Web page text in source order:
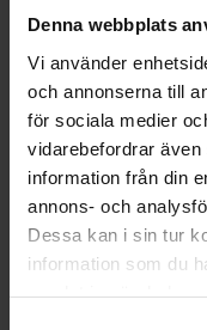
Denna webbplats
Vi använder
och annonserna till
för sociala medier
vidarebefordrar
information från din
annons- och
Dessa kan i sin tur
information som du
CS Bumper
av skadade
överlackeras med
Artikelnr: CS142982
Finns i lager
Inkl. moms: